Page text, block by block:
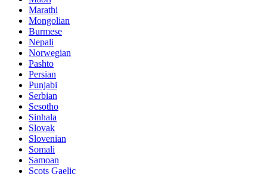
Marathi
Mongolian
Burmese
Nepali
Norwegian
Pashto
Persian
Punjabi
Serbian
Sesotho
Sinhala
Slovak
Slovenian
Somali
Samoan
Scots Gaelic